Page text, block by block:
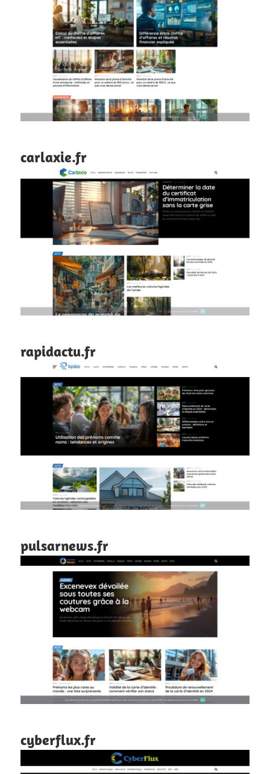
carlaxie.fr
rapidactu.fr
pulsarnews.fr
cyberflux.fr